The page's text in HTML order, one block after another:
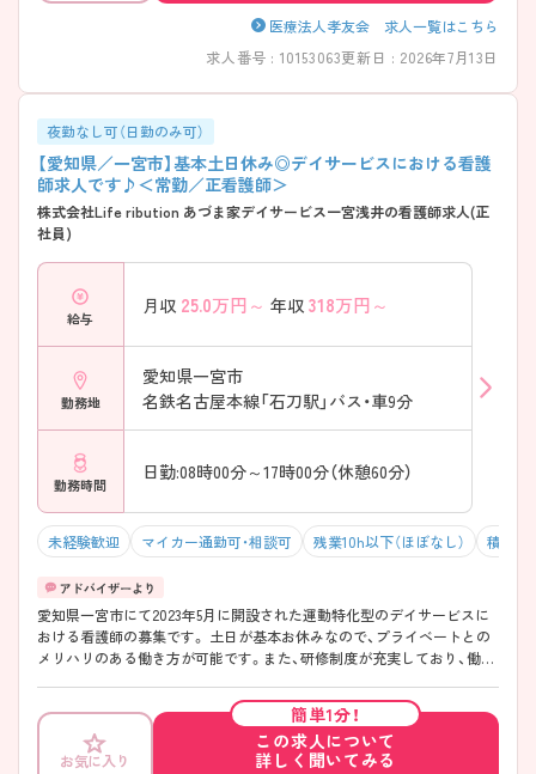
医療法人孝友会 求人一覧はこちら
求人番号 : 10153063更新日 : 2026年7月13日
夜勤なし可（日勤のみ可）
【愛知県／一宮市】基本土日休み◎デイサービスにおける看護
師求人です♪＜常勤／正看護師＞
株式会社Life ribution あづま家デイサービス一宮浅井の看護師求人(正
社員)
給与
月収 25.0万円～ 年収 318万円～
勤務地
愛知県一宮市
名鉄名古屋本線「石刀駅」バス・車9分
勤務時間
日勤:08時00分～17時00分（休憩60分）
未経験歓迎 マイカー通勤可・相談可 残業10h以下（ほぼなし） 積極採
愛知県一宮市にて2023年5月に開設された運動特化型のデイサービスに
おける看護師の募集です。 土日が基本お休みなので、プライベートとの
メリハリのある働き方が可能です。また、研修制度が充実しており、働き
ントなど、さらに詳細をお話しいたしますのでお気軽にご相談ください！
お気に入り
簡単1分！
この求人について
詳しく聞いてみる